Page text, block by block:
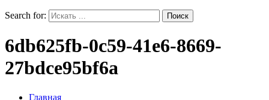
Search for:
6db625fb-0c59-41e6-8669-
27bdce95bf6a
Главная